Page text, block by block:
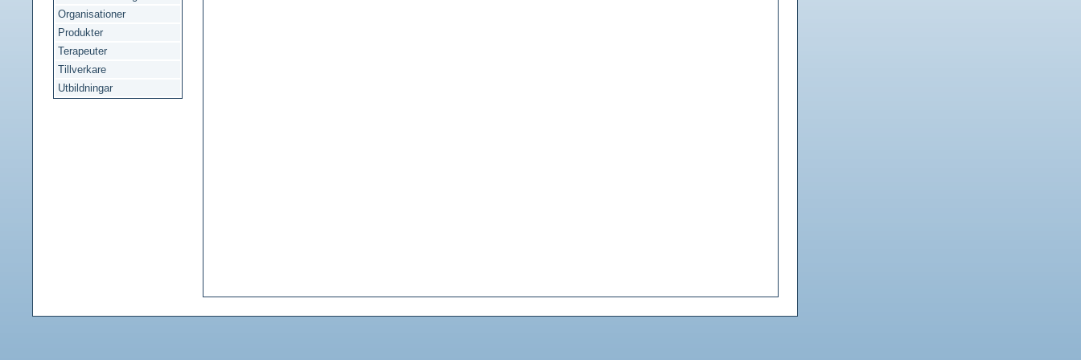
Organisationer
Produkter
Terapeuter
Tillverkare
Utbildningar